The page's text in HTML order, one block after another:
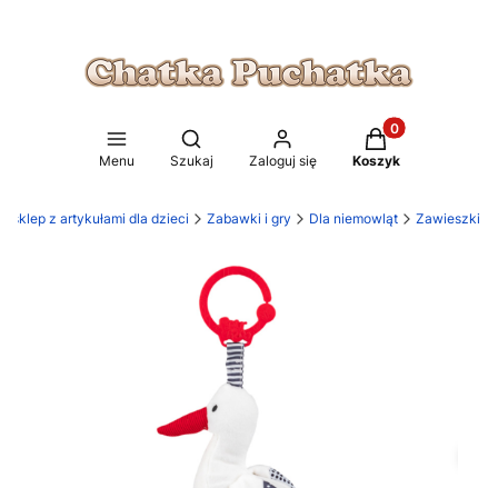
Menu
Otwórz wyszukiwarkę
Szukaj Zaloguj się
Produkty w
Koszyk
sklep z artykułami dla dzieci Zabawki i gry Dla niemowląt Zawieszki